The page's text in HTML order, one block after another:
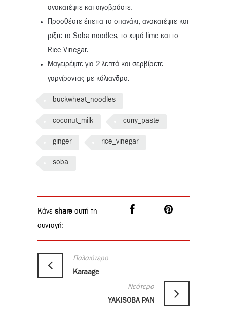
ανακατέψτε και σιγοβράστε.
Προσθέστε έπειτα το σπανάκι, ανακατέψτε και
ρίξτε τα Soba noodles, το χυμό lime και το
Rice Vinegar.
Μαγειρέψτε για 2 λεπτά και σερβίρετε
γαρνίροντας με κόλιανδρο.
buckwheat_noodles
coconut_milk curry_paste
ginger rice_vinegar
soba
Κάνε share αυτή τη
συνταγή:
Παλαιότερο
Karaage
Νεότερο
YAKISOBA PAN